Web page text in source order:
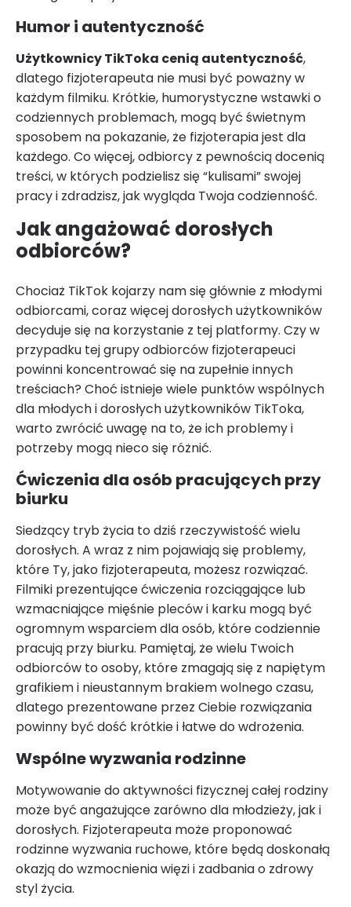
Humor i autentyczność
Użytkownicy TikToka cenią autentyczność,
dlatego fizjoterapeuta nie musi być poważny w
każdym filmiku. Krótkie, humorystyczne wstawki o
codziennych problemach, mogą być świetnym
sposobem na pokazanie, że fizjoterapia jest dla
każdego. Co więcej, odbiorcy z pewnością docenią
treści, w których podzielisz się “kulisami” swojej
pracy i zdradzisz, jak wygląda Twoja codzienność.
Jak angażować dorosłych
odbiorców?
Chociaż TikTok kojarzy nam się głównie z młodymi
odbiorcami, coraz więcej dorosłych użytkowników
decyduje się na korzystanie z tej platformy. Czy w
przypadku tej grupy odbiorców fizjoterapeuci
powinni koncentrować się na zupełnie innych
treściach? Choć istnieje wiele punktów wspólnych
dla młodych i dorosłych użytkowników TikToka,
warto zwrócić uwagę na to, że ich problemy i
potrzeby mogą nieco się różnić.
Ćwiczenia dla osób pracujących przy
biurku
Siedzący tryb życia to dziś rzeczywistość wielu
dorosłych. A wraz z nim pojawiają się problemy,
które Ty, jako fizjoterapeuta, możesz rozwiązać.
Filmiki prezentujące ćwiczenia rozciągające lub
wzmacniające mięśnie pleców i karku mogą być
ogromnym wsparciem dla osób, które codziennie
pracują przy biurku. Pamiętaj, że wielu Twoich
odbiorców to osoby, które zmagają się z napiętym
grafikiem i nieustannym brakiem wolnego czasu,
dlatego prezentowane przez Ciebie rozwiązania
powinny być dość krótkie i łatwe do wdrożenia.
Wspólne wyzwania rodzinne
Motywowanie do aktywności fizycznej całej rodziny
może być angażujące zarówno dla młodzieży, jak i
dorosłych. Fizjoterapeuta może proponować
rodzinne wyzwania ruchowe, które będą doskonałą
okazją do wzmocnienia więzi i zadbania o zdrowy
styl życia.